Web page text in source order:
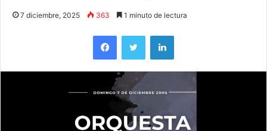
7 diciembre, 2025 363 1 minuto de lectura